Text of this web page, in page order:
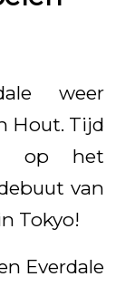
weer
Hout. Tijd
op het
van
Tokyo!
Everdale